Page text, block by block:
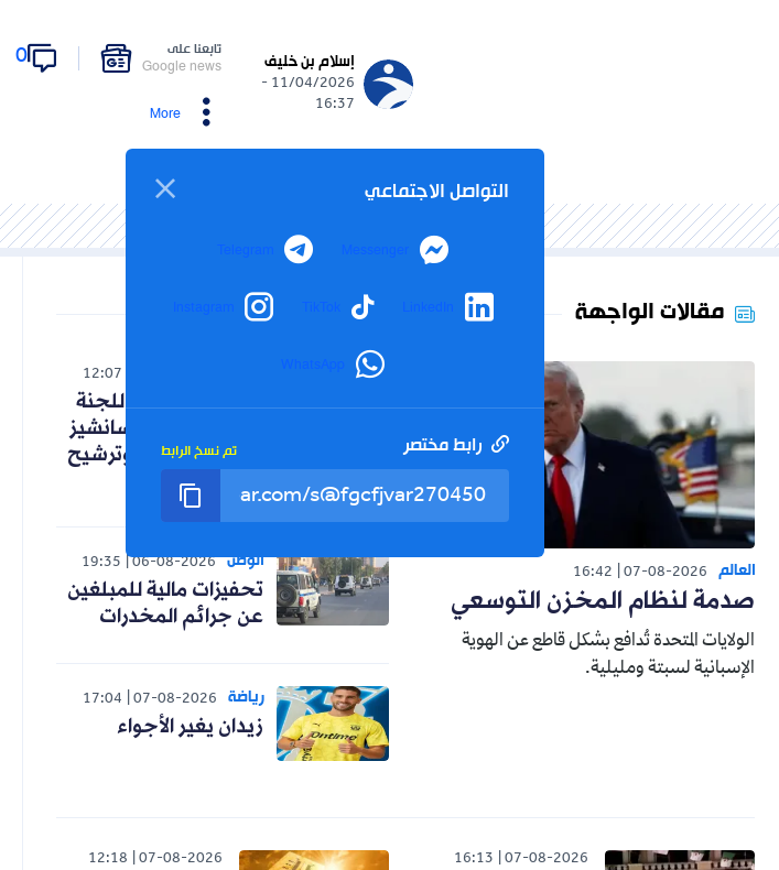
إسلام بن خليف
11/04/2026 -
16:37
تابعنا على
Google news
0
More
التواصل الاجتماعي
Messenger
Telegram
LinkedIn
TikTok
Instagram
WhatsApp
رابط مختصر تم نسخ الرابط
مقالات الواجهة
العالم 07-08-2026
16:42
صدمة لنظام المخزن التوسعي
الولايات المتحدة تُدافع بشكل قاطع عن الهوية
الإسبانية لسبتة ومليلية.
12:07
كواليس اجتماع اللجنة
التقنية .. اختيار سانشيز
و"إسبانية" عنتر وترشيح
الوطن 06-08-2026
19:35
تحفيزات مالية للمبلغين
عن جرائم المخدرات
رياضة 07-08-2026
17:04
زيدان يغير الأجواء
07-08-2026
16:13
07-08-2026
12:18